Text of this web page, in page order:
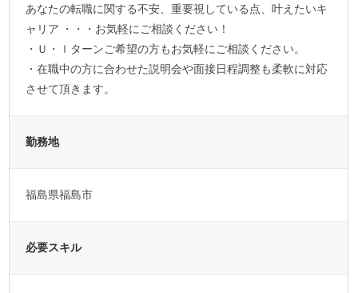
あなたの転職に関する不安、重要視している点、叶えたいキ
ャリア ・・・お気軽にご相談ください！
・Ｕ・ｌターンご希望の方もお気軽にご相談ください。
・在職中の方に合わせた説明会や面接日程調整も柔軟に対応
させて頂きます。
勤務地
福島県福島市
必要スキル